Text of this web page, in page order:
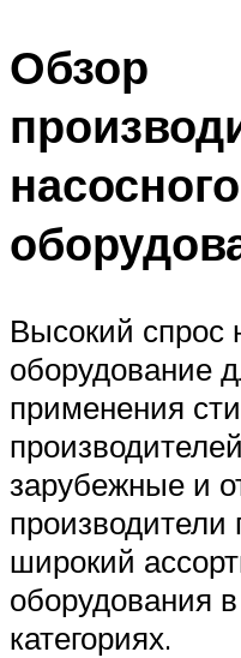
Обзор
насосного
Высокий спрос
оборудование
применения
зарубежные и
производители
широкий
оборудования
категориях.